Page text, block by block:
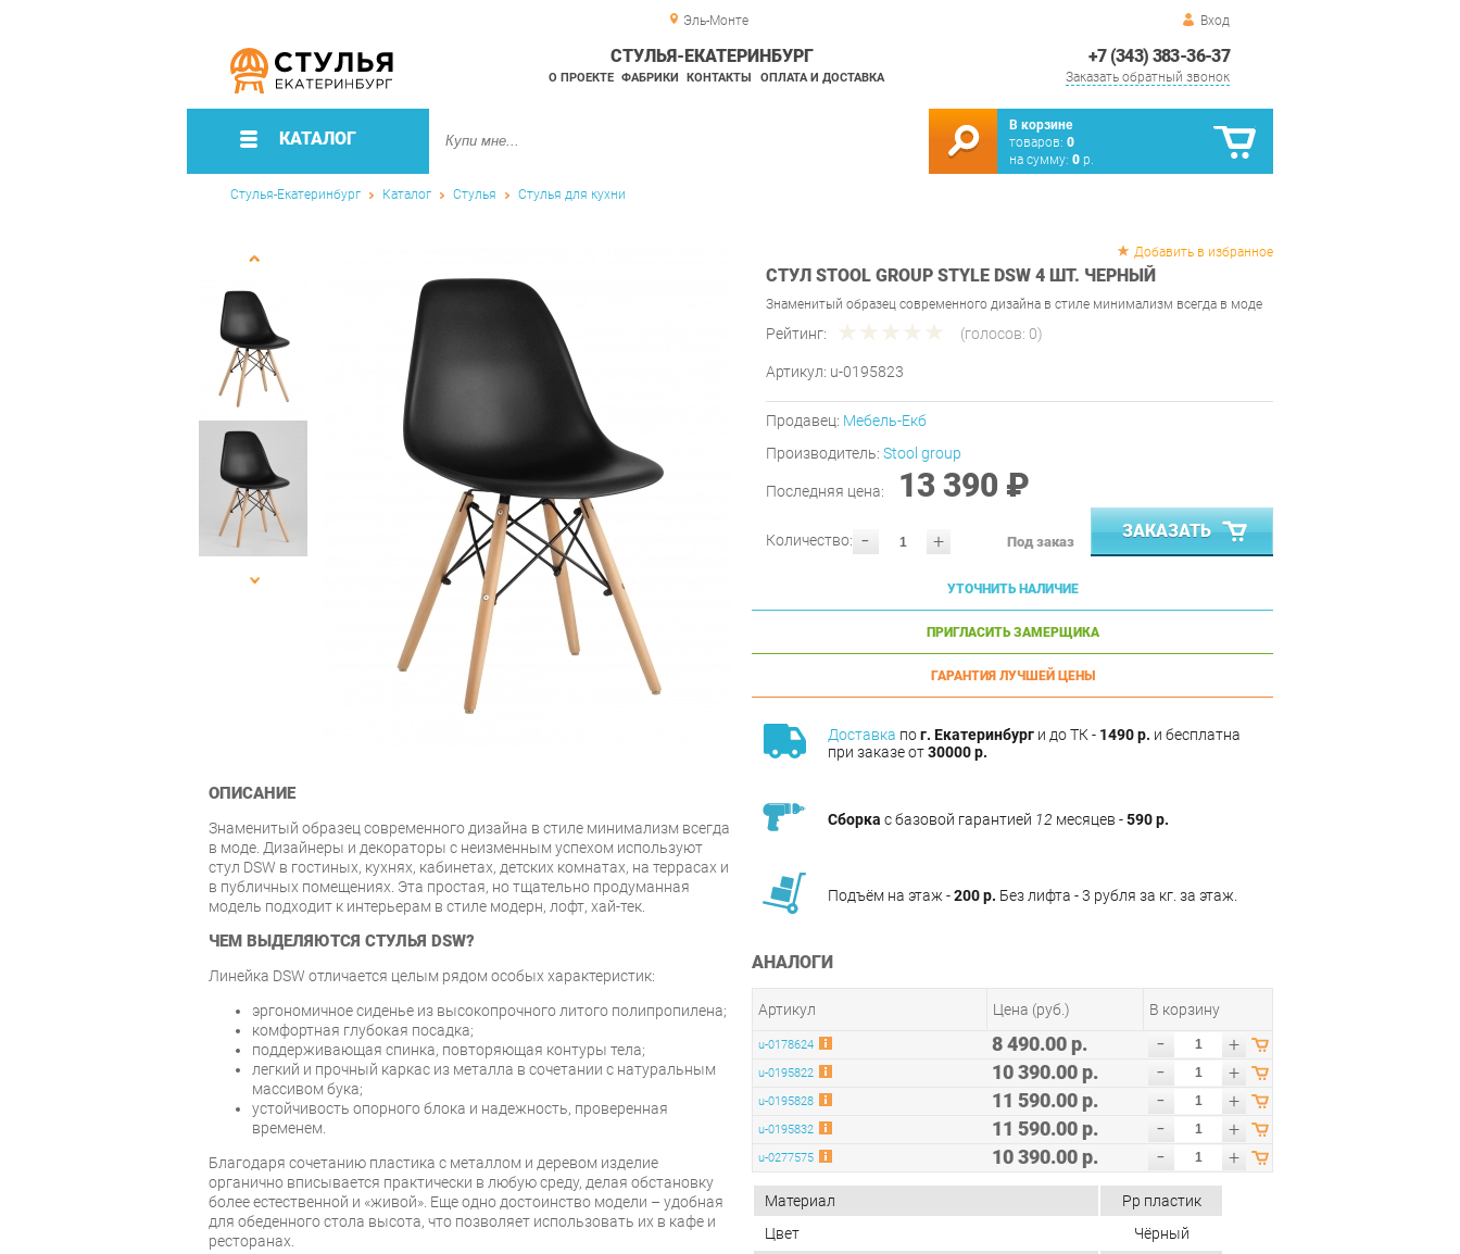
Эль-Монте Вход
+7 (343) 383-36-37
Заказать обратный звонок
СТУЛЬЯ-ЕКАТЕРИНБУРГ
О ПРОЕКТЕ ФАБРИКИ КОНТАКТЫ ОПЛАТА И ДОСТАВКА
КАТАЛОГ
В корзине
товаров: 0
на сумму: 0 р.
Стулья-Екатеринбург Каталог Стулья Стулья для кухни
Добавить в избранное
СТУЛ STOOL GROUP STYLE DSW 4 ШТ. ЧЕРНЫЙ
Знаменитый образец современного дизайна в стиле минимализм всегда в моде
Рейтинг: (голосов: 0)
Артикул: u-0195823
Продавец: Мебель-Екб
Производитель: Stool group
Последняя цена: 13 390 ₽
- +
Количество: Под заказ
ЗАКАЗАТЬ
УТОЧНИТЬ НАЛИЧИЕ
ПРИГЛАСИТЬ ЗАМЕРЩИКА
ГАРАНТИЯ ЛУЧШЕЙ ЦЕНЫ
Доставка пог. Екатеринбург и до ТК - 1490 р. и бесплатна
при заказе от30000 р.
Сборка с базовой гарантией 12 месяцев -590 р.
Подъём на этаж -200 р. Без лифта - 3 рубля за кг. за этаж.
АНАЛОГИ
Артикул Цена (руб.) В корзину
u-0178624 8 490.00 р. - +
u-0195822 10 390.00 р. - +
u-0195828 11 590.00 р. - +
u-0195832 11 590.00 р. - +
u-0277575 10 390.00 р. - +
ОПИСАНИЕ
Знаменитый образец современного дизайна в стиле минимализм всегда
в моде. Дизайнеры и декораторы с неизменным успехом используют
стул DSW в гостиных, кухнях, кабинетах, детских комнатах, на террасах и
в публичных помещениях. Эта простая, но тщательно продуманная
модель подходит к интерьерам в стиле модерн, лофт, хай-тек.
ЧЕМ ВЫДЕЛЯЮТСЯ СТУЛЬЯ DSW?
Линейка DSW отличается целым рядом особых характеристик:
эргономичное сиденье из высокопрочного литого полипропилена;
комфортная глубокая посадка;
поддерживающая спинка, повторяющая контуры тела;
легкий и прочный каркас из металла в сочетании с натуральным
массивом бука;
устойчивость опорного блока и надежность, проверенная
временем.
Благодаря сочетанию пластика с металлом и деревом изделие
органично вписывается практически в любую среду, делая обстановку
более естественной и «живой». Еще одно достоинство модели – удобная
для обеденного стола высота, что позволяет использовать их в кафе и
ресторанах.
Материал
Pp пластик
Цвет
Чёрный